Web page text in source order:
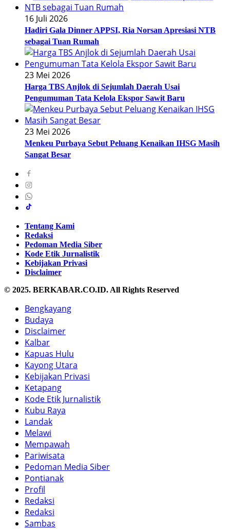
16 Juli 2026
Hadiri Gala Dinner APPSI, Ria Norsan Apresiasi NTB
sebagai Tuan Rumah
23 Mei 2026
Harga TBS Anjlok di Sejumlah Daerah Usai
Pengumuman Tata Kelola Ekspor Sawit Baru
23 Mei 2026
Menkeu Purbaya Sebut Peluang Kenaikan IHSG Masih
Sangat Besar
Tentang Kami
Redaksi
Pedoman Media Siber
Kode Etik Jurnalistik
Kebijakan Privasi
Disclaimer
© 2025. BERKABAR.CO.ID. All Rights Reserved
Bengkayang
Budaya
Disclaimer
Kalbar
Kapuas Hulu
Kayong Utara
Kebijakan Privasi
Ketapang
Kode Etik Jurnalistik
Kubu Raya
Landak
Melawi
Mempawah
Pariwisata
Pedoman Media Siber
Pontianak
Profil
Redaksi
Redaksi
Sambas